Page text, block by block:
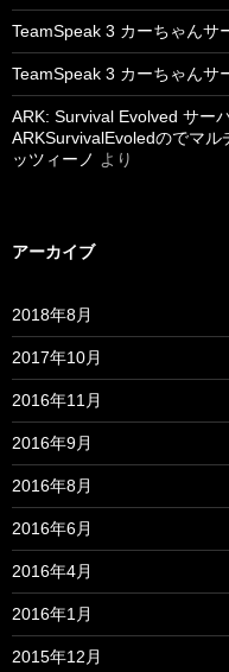
TeamSpeak 3 カーちゃんサ
TeamSpeak 3 カーちゃんサ
ARK: Survival Evolved サー
ARKSurvivalEvoledのでマ
ッツィーノ より
アーカイブ
2018年8月
2017年10月
2016年11月
2016年9月
2016年8月
2016年6月
2016年4月
2016年1月
2015年12月